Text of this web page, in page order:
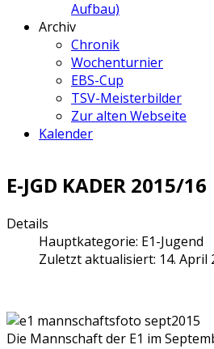
Aufbau)
Archiv
Chronik
Wochenturnier
EBS-Cup
TSV-Meisterbilder
Zur alten Webseite
Kalender
E-JGD KADER 2015/16
Details
Hauptkategorie: E1-Jugend
Zuletzt aktualisiert: 14. April
Die Mannschaft der E1 im